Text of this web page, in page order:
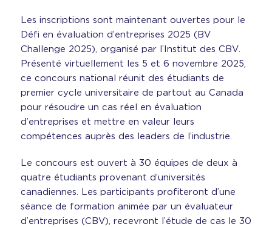
Les inscriptions sont maintenant ouvertes pour le
Défi en évaluation d’entreprises 2025 (BV
Challenge 2025), organisé par l’Institut des CBV.
Présenté virtuellement les 5 et 6 novembre 2025,
ce concours national réunit des étudiants de
premier cycle universitaire de partout au Canada
pour résoudre un cas réel en évaluation
d’entreprises et mettre en valeur leurs
compétences auprès des leaders de l’industrie.
Le concours est ouvert à 30 équipes de deux à
quatre étudiants provenant d’universités
canadiennes. Les participants profiteront d’une
séance de formation animée par un évaluateur
d’entreprises (CBV), recevront l’étude de cas le 30